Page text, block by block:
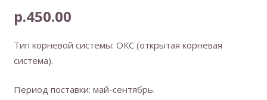
р.450.00
Тип корневой системы: ОКС (открытая корневая
система).
Период поставки: май-сентябрь.